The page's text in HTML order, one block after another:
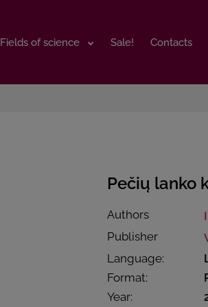
Fields of science Sale! Contacts
Fields of science Sale! Contacts
Pečių lanko
Authors
Publisher
Language:
Format:
Year: